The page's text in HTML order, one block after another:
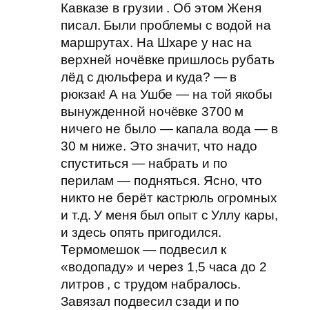
Кавказе в грузии . Об этом Женя
писал. Были проблемы с водой на
маршрутах. На Шхаре у нас на
верхней ночёвке пришлось рубать
лёд с дюльфера и куда? — в
рюкзак! А на Ушбе — на той якобы
вынужденной ночёвке 3700 м
ничего не было — капала вода — в
30 м ниже. Это значит, что надо
спуститься — набрать и по
перилам — подняться. Ясно, что
никто не берёт кастрюль огромных
и т.д. У меня был опыт с Уллу кары,
и здесь опять пригодился.
Термомешок — подвесил к
«водопаду» и через 1,5 часа до 2
литров , с трудом набралось.
Завязал подвесил сзади и по